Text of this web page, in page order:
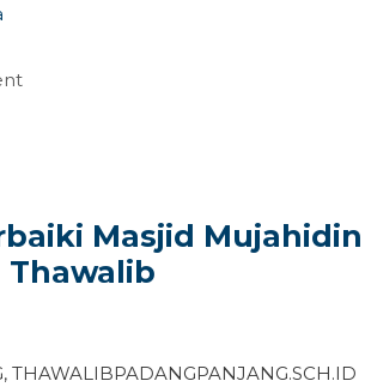
Masjid Mujahidin
Thawalib
THAWALIBPADANGPANJANG.SCH.ID